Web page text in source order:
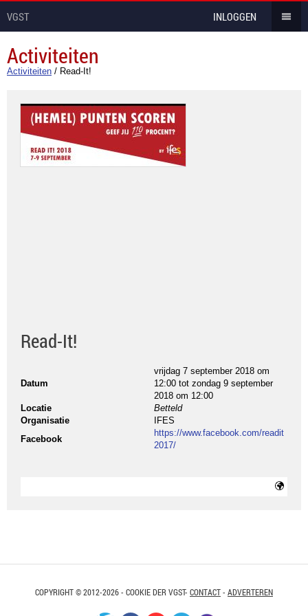
VGST INLOGGEN
Activiteiten
Activiteiten / Read-It!
Read-It!
Datum
vrijdag 7 september 2018 om
12:00 tot zondag 9 september
2018 om 12:00
Locatie
Betteld
Organisatie
IFES
Facebook
https://www.facebook.com/readit
2017/
COPYRIGHT © 2012-2026 - COOKIE DER VGST- CONTACT- ADVERTEREN